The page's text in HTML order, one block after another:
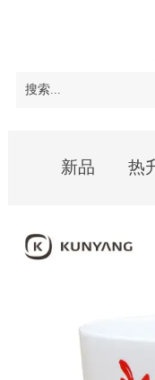
新品